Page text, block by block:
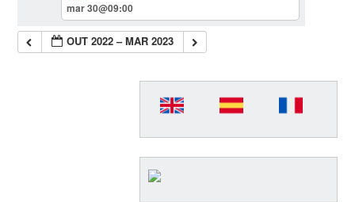
mar 30@09:00
OUT 2022 – MAR 2023